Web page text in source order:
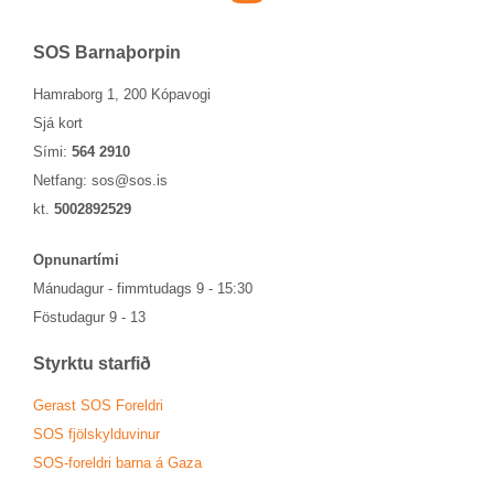
SOS Barna­þorp­in
Hamraborg 1, 200 Kópavogi
Sjá kort
Sími: 564 2910
Netfang: sos@sos.is
kt. 5002892529
Opn­un­ar­tími
Mánu­dag­ur - fimmtu­dags 9 - 15:30
Föstu­dag­ur 9 - 13
Styrktu starf­ið
Ger­ast SOS For­eldri
SOS fjöl­skyldu­vin­ur
SOS-for­eldri barna á Gaza